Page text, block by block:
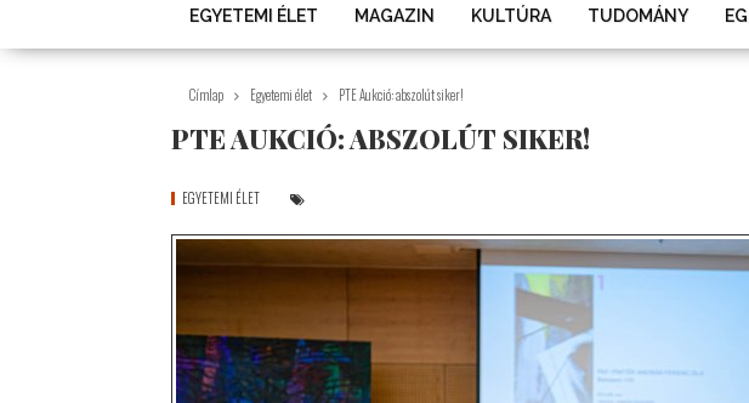
EGYETEMI ÉLET MAGAZIN KULTÚRA TUDOMÁNY
Címlap Egyetemi élet PTE Aukció: abszolút siker!
PTE AUKCIÓ: ABSZOLÚT SIKER!
EGYETEMI ÉLET